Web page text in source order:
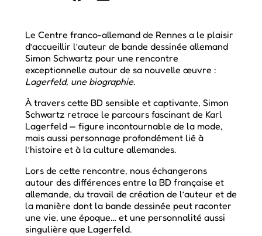
Le Centre franco-allemand de Rennes a le plaisir
d’accueillir l’auteur de bande dessinée allemand
Simon Schwartz pour une rencontre
exceptionnelle autour de sa nouvelle œuvre :
Lagerfeld, une biographie.
À travers cette BD sensible et captivante, Simon
Schwartz retrace le parcours fascinant de Karl
Lagerfeld — figure incontournable de la mode,
mais aussi personnage profondément lié à
l’histoire et à la culture allemandes.
Lors de cette rencontre, nous échangerons
autour des différences entre la BD française et
allemande, du travail de création de l’auteur et de
la manière dont la bande dessinée peut raconter
une vie, une époque… et une personnalité aussi
singulière que Lagerfeld.